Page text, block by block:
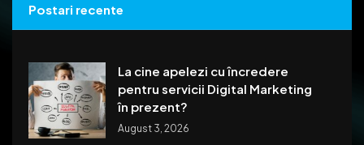
Postari recente
La cine apelezi cu încredere
pentru servicii Digital Marketing
în prezent?
August 3, 2026